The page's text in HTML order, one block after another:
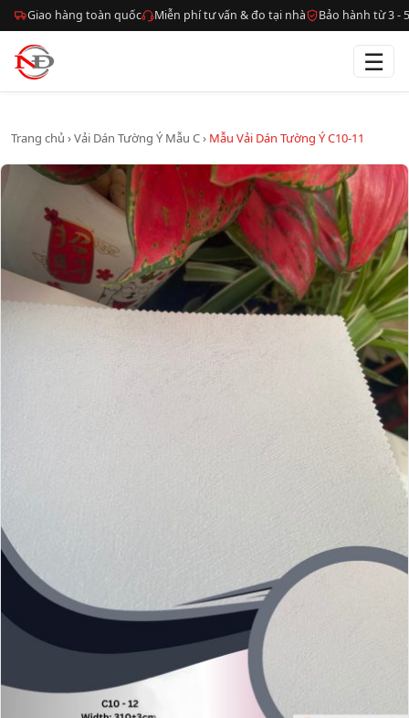
Giao hàng toàn quốc Miễn phí tư vấn & đo tại nhà Bảo hành từ 3 -
☰
Trang chủ ›Vải Dán Tường Ý Mẫu C› Mẫu Vải Dán Tường Ý C10-11